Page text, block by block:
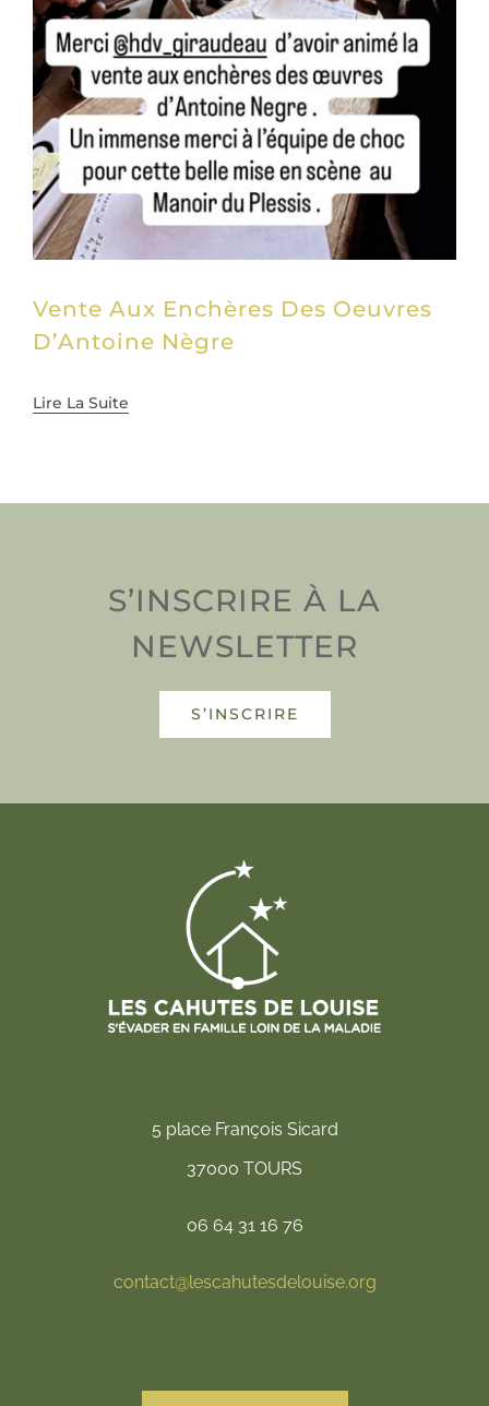
Vente Aux Enchères Des Oeuvres
D’Antoine Nègre
Lire La Suite
S’INSCRIRE À LA
NEWSLETTER
S’INSCRIRE
5 place François Sicard
37000 TOURS
06 64 31 16 76
contact@lescahutesdelouise.org